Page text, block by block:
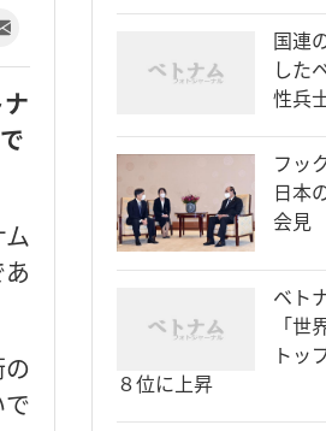
国連
した
性兵
フッ
日本
会見
ベト
「
トッ
８位に上昇